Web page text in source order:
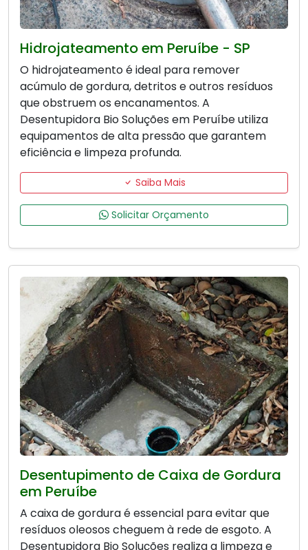
Hidrojateamento em Peruíbe - SP
O hidrojateamento é ideal para remover
acúmulo de gordura, detritos e outros resíduos
que obstruem os encanamentos. A
Desentupidora Bio Soluções em Peruíbe utiliza
equipamentos de alta pressão que garantem
eficiência e limpeza profunda.
Saiba Mais
Solicitar Orçamento
Desentupimento de Caixa de Gordura
em Peruíbe
A caixa de gordura é essencial para evitar que
resíduos oleosos cheguem à rede de esgoto. A
Desentupidora Bio Soluções realiza a limpeza e